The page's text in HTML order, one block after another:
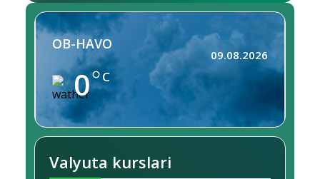
OB-HAVO
0 C
09.08.2026
Valyuta kurslari